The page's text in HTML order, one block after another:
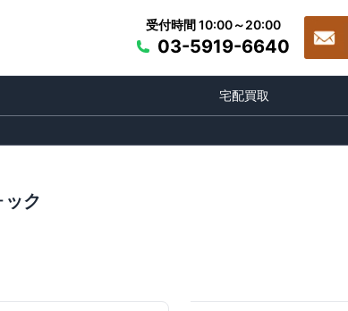
受付時間 10:00～20:00
03-5919-6640
宅配買取
ク